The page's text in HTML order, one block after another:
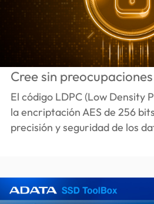
Cree sin preocupaciones
El código LDPC (Low Density
la encriptación AES de 256
precisión y seguridad de los